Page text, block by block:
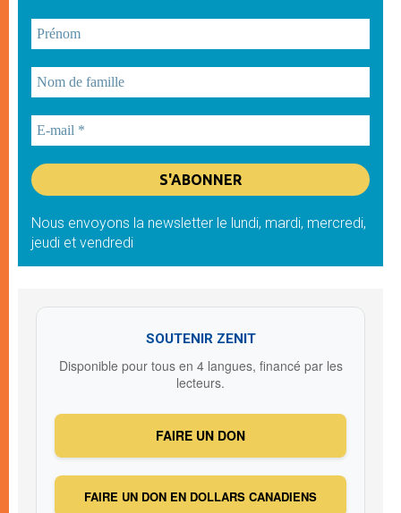
Nous envoyons la newsletter le lundi, mardi, mercredi,
jeudi et vendredi
SOUTENIR ZENIT
Disponible pour tous en 4 langues, financé par les
lecteurs.
FAIRE UN DON
FAIRE UN DON EN DOLLARS CANADIENS